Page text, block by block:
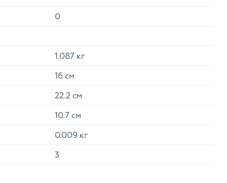
0
1.087 кг
16 см
22.2 см
10.7 см
0.009 кг
3